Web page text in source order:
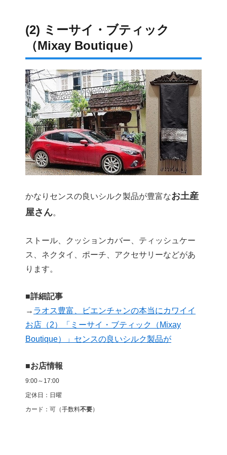
(2) ミーサイ・ブティック
（Mixay Boutique）
かなりセンスの良いシルク製品が豊富なお土産
屋さん。
ストール、クッションカバー、ティッシュケー
ス、ネクタイ、ポーチ、アクセサリーなどがあ
ります。
■詳細記事
→ ラオス豊富、ビエンチャンの本当にカワイイ
お店（2）「ミーサイ・ブティック（Mixay
Boutique）」センスの良いシルク製品が
■お店情報
9:00～17:00
定休日：日曜
カード：可（手数料不要）